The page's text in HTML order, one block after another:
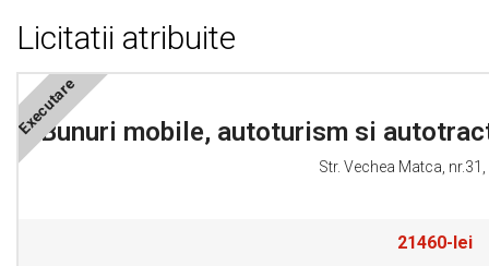
Licitatii atribuite
Bunuri mobile, autoturism si
Str. Vechea Matca,
Executare
21460-lei